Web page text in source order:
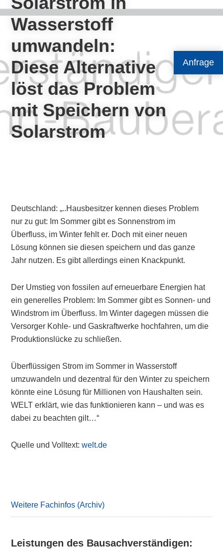
Anfrage
Wasserstoff
umwandeln:
Diese Alternative
löst das Problem
mit Speichern von
Solarstrom
Deutschland: „..Hausbesitzer kennen dieses Problem
nur zu gut: Im Sommer gibt es Sonnenstrom im
Überfluss, im Winter fehlt er. Doch mit einer neuen
Lösung können sie diesen speichern und das ganze
Jahr nutzen. Es gibt allerdings einen Knackpunkt.
Der Umstieg von fossilen auf erneuerbare Energien hat
ein generelles Problem: Im Sommer gibt es Sonnen- und
Windstrom im Überfluss. Im Winter dagegen müssen die
Versorger Kohle- und Gaskraftwerke hochfahren, um die
Produktionslücke zu schließen.
Überflüssigen Strom im Sommer in Wasserstoff
umzuwandeln und dezentral für den Winter zu speichern
könnte eine Lösung für Millionen von Haushalten sein.
WELT erklärt, wie das funktionieren kann – und was es
dabei zu beachten gilt…“
Quelle und Volltext:welt.de
Weitere Fachinfos (Archiv)
Leistungen des Bausachverständigen: